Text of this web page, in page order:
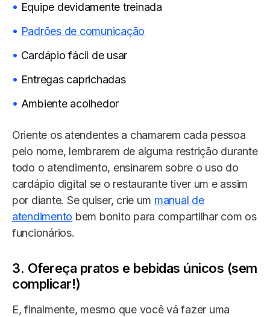
Equipe devidamente treinada
Padrões de comunicação
Cardápio fácil de usar
Entregas caprichadas
Ambiente acolhedor
Oriente os atendentes a chamarem cada pessoa
pelo nome, lembrarem de alguma restrição durante
todo o atendimento, ensinarem sobre o uso do
cardápio digital se o restaurante tiver um e assim
por diante. Se quiser, crie um manual de
atendimento bem bonito para compartilhar com os
funcionários.
3. Ofereça pratos e bebidas únicos (sem
complicar!)
E, finalmente, mesmo que você vá fazer uma